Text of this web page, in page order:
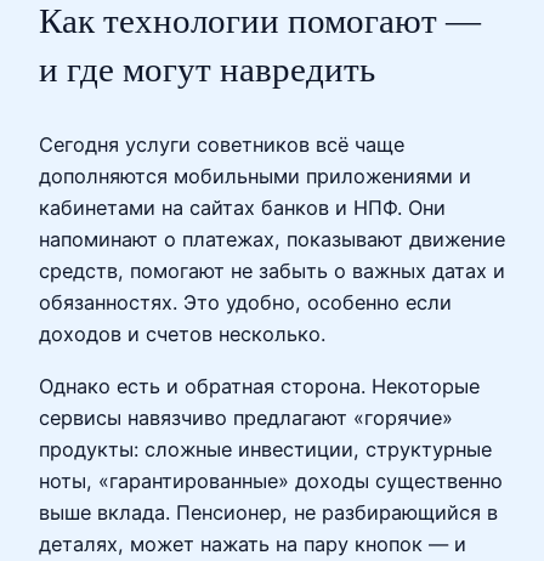
Как технологии помогают —
и где могут навредить
Сегодня услуги советников всё чаще
дополняются мобильными приложениями и
кабинетами на сайтах банков и НПФ. Они
напоминают о платежах, показывают движение
средств, помогают не забыть о важных датах и
обязанностях. Это удобно, особенно если
доходов и счетов несколько.
Однако есть и обратная сторона. Некоторые
сервисы навязчиво предлагают «горячие»
продукты: сложные инвестиции, структурные
ноты, «гарантированные» доходы существенно
выше вклада. Пенсионер, не разбирающийся в
деталях, может нажать на пару кнопок — и